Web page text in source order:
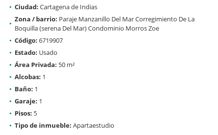
Ciudad: Cartagena de Indias
Zona / barrio: Paraje Manzanillo Del Mar Corregimiento De La
Boquilla (serena Del Mar) Condominio Morros Zoe
Código: 6719907
Estado: Usado
Área Privada: 50 m²
Alcobas: 1
Baño: 1
Garaje: 1
Pisos: 5
Tipo de inmueble: Apartaestudio